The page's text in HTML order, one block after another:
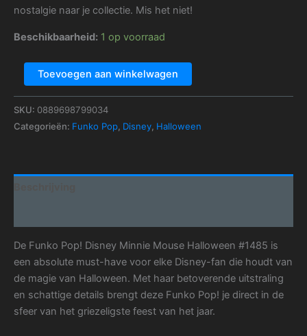
nostalgie naar je collectie. Mis het niet!
Beschikbaarheid: 1 op voorraad
Toevoegen aan winkelwagen
SKU: 0889698799034
Categorieën: Funko Pop Disney Halloween
De Funko Pop! Disney Minnie Mouse Halloween #1485 is
een absolute must-have voor elke Disney-fan die houdt van
de magie van Halloween. Met haar betoverende uitstraling
en schattige details brengt deze Funko Pop! je direct in de
sfeer van het griezeligste feest van het jaar.